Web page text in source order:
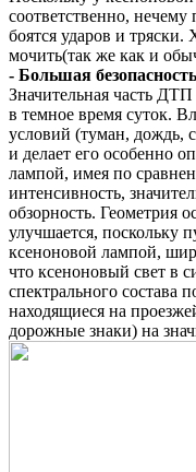
соответственно, нечему
боятся ударов и тряски.
мочить(так же как и
- Большая
Значительная часть
в темное время суток.
условий (туман, дождь,
и делает его особенно
лампой, имея по
интенсивность,
обзорность. Геометрия
улучшается, поскольку
ксеноновой лампой,
что ксеноновый свет в
спектрального состава
находящиеся на
дорожные знаки) на